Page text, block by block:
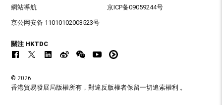
網站導航 京ICP备09059244号
京公网安备 11010102003523号
關注 HKTDC
© 2026
香港貿易發展局版權所有，對違反版權者保留一切追索權利 。